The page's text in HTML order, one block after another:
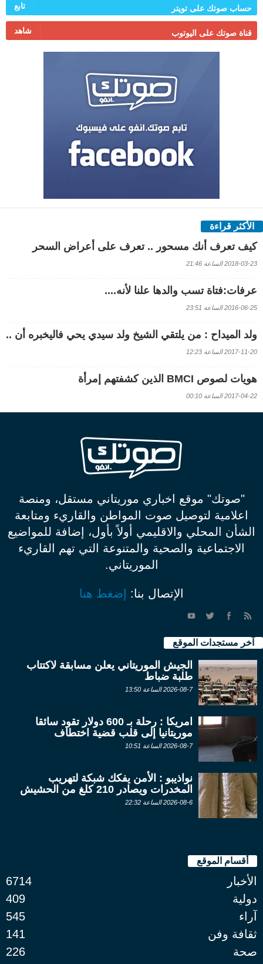
حساب صوتك على تويتر تابع
قناة صوتك على اليوتوب شاهد
الأكثر قراءة
كيف تعرف أنك مسحور .. تعرف على أعراض السحر
2018-03-23 الساعة 21:46
عرفات:فتاة تسب والدها علنا لأنه....
2016-06-25 الساعة 23:51
ولد الميداح : من يلتقي الشيخ ولد سيدي يحي فاليخبره أن ..
2017-11-20 الساعة 12:23
هويات لصوص BMCI الذين كشفتهم إمرأة
2017-04-22 الساعة 00:10
"صوتك" موقع اخباري موريتاني مستقل، ومنصة
اعلامية لتوصيل صوت المواطن والقاريء ومتابعة
الشأن المحلي والاقليمي أولاً بأول، إضافة للمواضيع
الاجتماعية والصحية والمتنوعة التي تهم القاريء
الموريتاني.
الإتصال بنا: إضغط هنا
آخر مستجدات الموقع
الجيش الموريتاني يعلن مسابقة لاكتتاب
طلبة ضباط
2026-08-7 الساعة 13:50
امريكا : رحلة بـ 600 دولار تقود سائقا
موريتانيا إلى قلب قضية اختطاف
2026-08-7 الساعة 10:51
نواذيبو : الأمن يفكك شبكة لتهريب
المخدرات ويصادر 210 كلغ من الحشيش
2026-08-6 الساعة 22:32
أقسام الموقع
الأخبار
6714
دولية
409
آراء
545
ثقافة وفن
141
صحة
226